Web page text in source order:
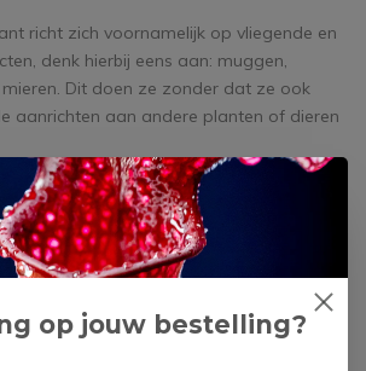
richt zich voornamelijk op vliegende en
denk hierbij eens aan: muggen,
Dit doen ze zonder dat ze ook
aanrichten aan andere planten of dieren
functioneel
van vleesetende planten is dat ze niet
maar ook nog eens visueel
namelijk een uniek esthetiek toe aan
op jouw bestelling?